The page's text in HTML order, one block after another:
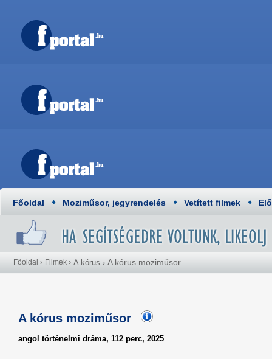
Főoldal Moziműsor, jegyrendelés Vetített filmek
Főoldal › Filmek › A kórus › A kórus moziműsor
A kórus moziműsor
angol történelmi dráma, 112 perc, 2025